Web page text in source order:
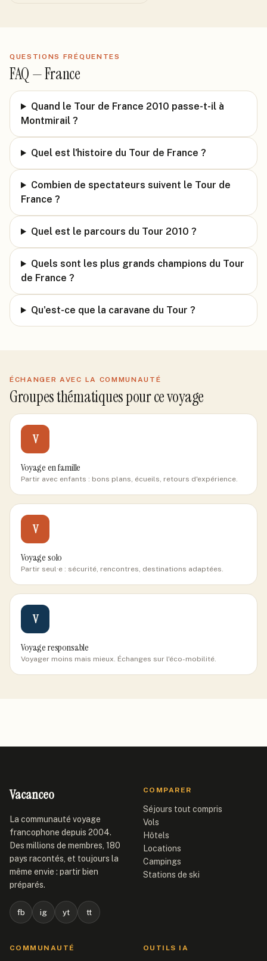
QUESTIONS FRÉQUENTES
FAQ —France
Quand le Tour de France 2010 passe-t-il à
Montmirail ?
Quel est l'histoire du Tour de France ?
Combien de spectateurs suivent le Tour de
France ?
Quel est le parcours du Tour 2010 ?
Quels sont les plus grands champions du Tour
de France ?
Qu'est-ce que la caravane du Tour ?
ÉCHANGER AVEC LA COMMUNAUTÉ
Groupes thématiques pour ce voyage
V
Voyage en famille
Partir avec enfants : bons plans, écueils, retours d'expérience.
V
Voyage solo
Partir seul·e : sécurité, rencontres, destinations adaptées.
V
Voyage responsable
Voyager moins mais mieux. Échanges sur l'éco-mobilité.
Vacanceo
La communauté voyage
francophone depuis 2004.
Des millions de membres, 180
pays racontés, et toujours la
même envie : partir bien
préparés.
fb ig yt tt
COMPARER
Séjours tout compris
Vols
Hôtels
Locations
Campings
Stations de ski
COMMUNAUTÉ OUTILS IA